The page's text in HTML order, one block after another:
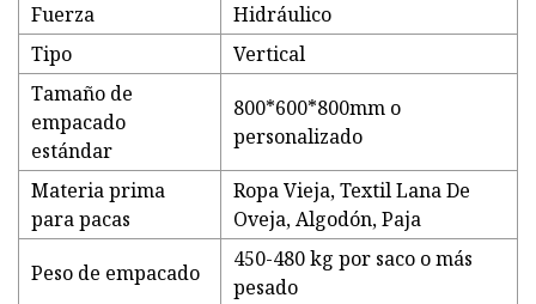
Fuerza
Hidráulico
Tipo
Vertical
Tamaño de
empacado
estándar
800*600*800mm o
personalizado
Materia prima
para pacas
Ropa Vieja, Textil Lana De
Oveja, Algodón, Paja
Peso de empacado
450-480 kg por saco o más
pesado